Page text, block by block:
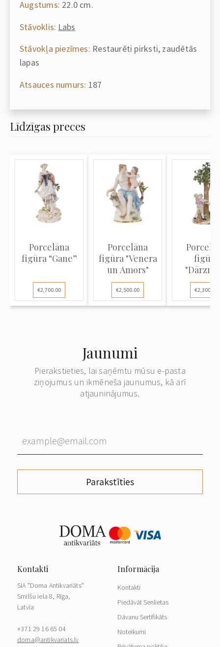
Augstums: 22.0 cm.
Stāvoklis: Labs
Stāvokļa piezīmes: Restaurēti pirksti, zaudētās
lapas
Atsauces numurs: 187
Līdzīgas preces
Porcelāna
figūra “Gane”
€2,700.00
Porcelāna
figūra "Venera
un Amors"
€2,500.00
figūra
bērni
koka"
€2,300.00
Jaunumi
Pierakstieties, lai saņēmtu mūsu e-pasta
ziņojumus un ikmēneša jaunumus, kā arī
atjauninājumus.
Parakstīties
SIA "Doma Antikvariāts"
Smilšu iela 8, Rīga,
Latvia
+371 29 16 65 04
doma@antikvariats.lv
Kontakti
Piedāvāt Senlietas
Dāvanu Sertifikāts
Noteikumi